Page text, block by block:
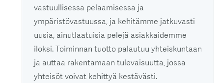
vastuullisessa pelaamisessa ja
ympäristövastuussa, ja kehitämme jatkuvasti
uusia, ainutlaatuisia pelejä asiakkaidemme
iloksi. Toiminnan tuotto palautuu yhteiskuntaan
ja auttaa rakentamaan tulevaisuutta, jossa
yhteisöt voivat kehittyä kestävästi.